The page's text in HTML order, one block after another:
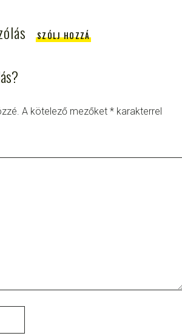
SZÓLJ HOZZÁ
A kötelező mezőket * karakterrel